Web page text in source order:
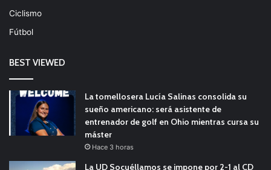
Ciclismo
Fútbol
BEST VIEWED
La tomellosera Lucía Salinas consolida su
sueño americano: será asistente de
entrenador de golf en Ohio mientras cursa su
máster
Hace 3 horas
La UD Socuéllamos se impone por 2-1 al CD